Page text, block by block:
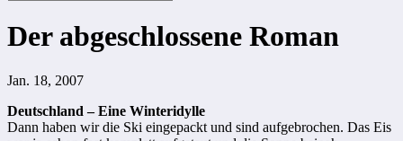
Der abgeschlossene Roman
Jan. 18, 2007
Deutschland – Eine Winteridylle
Dann haben wir die Ski eingepackt und sind aufgebrochen. Das Eis